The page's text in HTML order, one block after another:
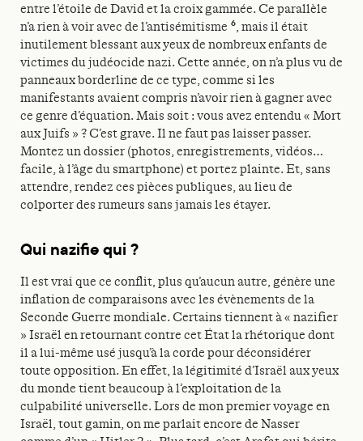
entre l’étoile de David et la croix gammée. Ce parallèle
n’a rien à voir avec de l’antisémitisme 6, mais il était
inutilement blessant aux yeux de nombreux enfants de
victimes du judéocide nazi. Cette année, on n’a plus vu de
panneaux borderline de ce type, comme si les
manifestants avaient compris n’avoir rien à gagner avec
ce genre d’équation. Mais soit : vous avez entendu « Mort
aux Juifs » ? C’est grave. Il ne faut pas laisser passer.
Montez un dossier (photos, enregistrements, vidéos…
facile, à l’âge du smartphone) et portez plainte. Et, sans
attendre, rendez ces pièces publiques, au lieu de
colporter des rumeurs sans jamais les étayer.
Qui nazifie qui ?
Il est vrai que ce conflit, plus qu’aucun autre, génère une
inflation de comparaisons avec les évènements de la
Seconde Guerre mondiale. Certains tiennent à « nazifier
» Israël en retournant contre cet État la rhétorique dont
il a lui-même usé jusqu’à la corde pour déconsidérer
toute opposition. En effet, la légitimité d’Israël aux yeux
du monde tient beaucoup à l’exploitation de la
culpabilité universelle. Lors de mon premier voyage en
Israël, tout gamin, on me parlait encore de Nasser